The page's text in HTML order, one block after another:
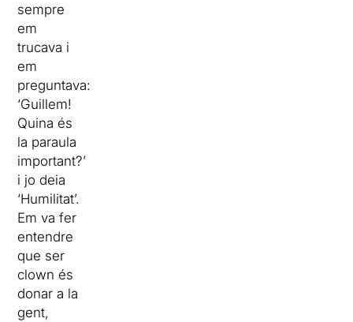
sempre
em
trucava i
em
preguntava:
‘Guillem!
Quina és
la paraula
important?’
i jo deia
‘Humilitat’.
Em va fer
entendre
que ser
clown és
donar a la
gent,